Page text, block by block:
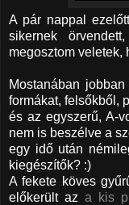
A pár nappal
sikernek
megosztom veletek,
Mostanában
formákat, felsőkből,
és az egyszerű, A-
nem is beszélve a
egy idő után
kiegészítők? :)
A fekete köves
előkerült az a kis